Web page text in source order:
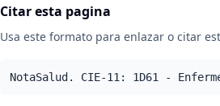
Citar esta pagina
Usa este formato para enlazar o citar
NotaSalud. CIE-11: 1D61 -